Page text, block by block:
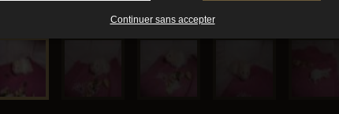
Continuer sans accepter